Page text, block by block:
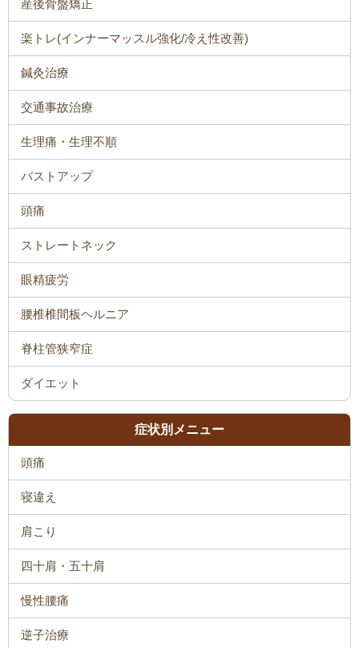
産後骨盤矯正
楽トレ(インナーマッスル強化/冷え性改善)
鍼灸治療
交通事故治療
生理痛・生理不順
バストアップ
頭痛
ストレートネック
眼精疲労
腰椎椎間板ヘルニア
脊柱管狭窄症
ダイエット
症状別メニュー
頭痛
寝違え
肩こり
四十肩・五十肩
慢性腰痛
逆子治療